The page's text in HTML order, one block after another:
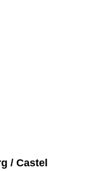
/ Castel